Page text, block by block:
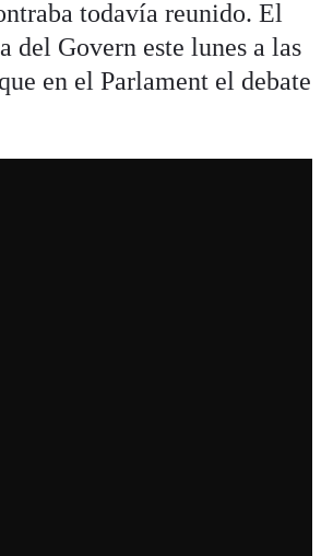
todavía reunido. El
del Govern este lunes a las
en el Parlament el debate